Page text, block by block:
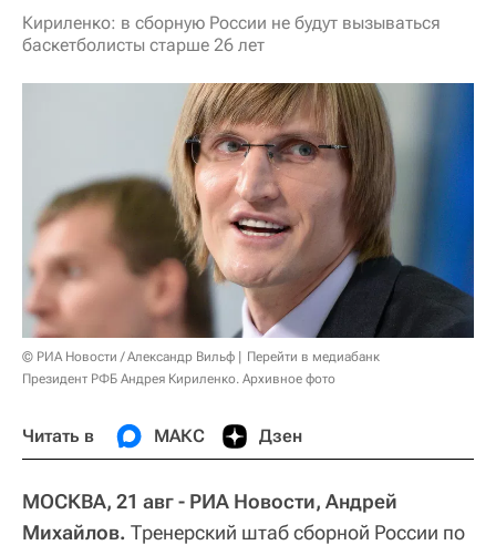
Кириленко: в сборную России не будут вызываться
баскетболисты старше 26 лет
© РИА Новости / Александр Вильф
Перейти в медиабанк
Президент РФБ Андрея Кириленко. Архивное фото
Читать в МАКС Дзен
МОСКВА, 21 авг - РИА Новости, Андрей
Михайлов. Тренерский штаб сборной России по